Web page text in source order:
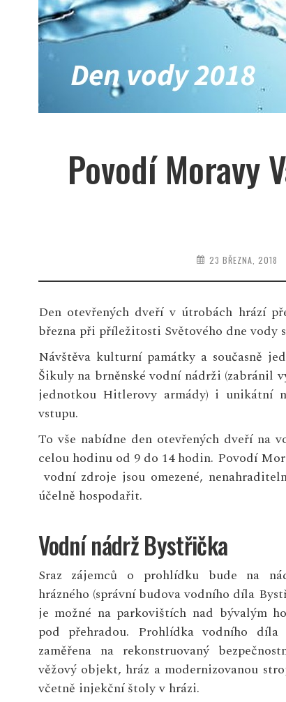
Povodí Moravy
23 BŘEZNA, 2018
Den otevřených dveří v útrobách hrází
března při příležitosti Světového dne vody
Návštěva kulturní památky a současně
Šikuly na brněnské vodní nádrži (zabránil
jednotkou Hitlerovy armády) i unikátní
vstupu.
To vše nabídne den otevřených dveří na
celou hodinu od 9 do 14 hodin. Povodí
vodní zdroje jsou omezené,
účelně hospodařit.
Vodní nádrž Bystřička
Sraz zájemců o prohlídku bude na
hrázného (správní budova vodního díla
je možné na parkovištích nad bývalým
pod přehradou. Prohlídka vodního díla
zaměřena na rekonstruovaný
věžový objekt, hráz a modernizovanou
včetně injekční štoly v hrázi.